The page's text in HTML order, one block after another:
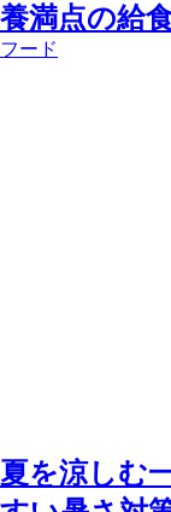
養満点の給
フード
夏を涼しむ